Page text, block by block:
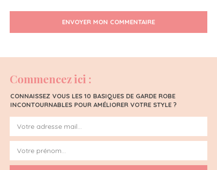
ENVOYER MON COMMENTAIRE
Commencez ici :
CONNAISSEZ VOUS LES 10 BASIQUES DE GARDE ROBE
INCONTOURNABLES POUR AMÉLIORER VOTRE STYLE ?